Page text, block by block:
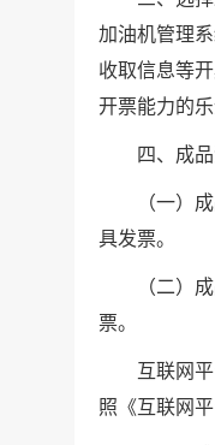
加油机管理
收取信息等
开票能力的
四、成品
（一）成
具发票。
（二）成
票。
互联网平
照《互联网